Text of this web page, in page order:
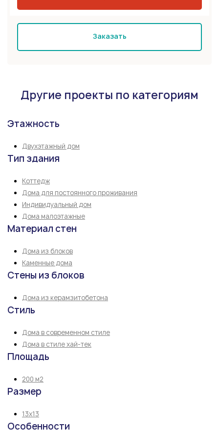
Заказать
Другие проекты по категориям
Этажность
Двухэтажный дом
Тип здания
Коттедж
Дома для постоянного проживания
Индивидуальный дом
Дома малоэтажные
Материал стен
Дома из блоков
Каменные дома
Стены из блоков
Дома из керамзитобетона
Стиль
Дома в современном стиле
Дома в стиле хай-тек
Площадь
200 м2
Размер
13х13
Особенности